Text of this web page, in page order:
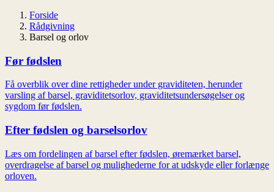
Forside
Rådgivning
Barsel og orlov
Før fødslen
Få overblik over dine rettigheder under graviditeten, herunder
varsling af barsel, graviditetsorlov, graviditetsundersøgelser og
sygdom før fødslen.
Efter fødslen og barselsorlov
Læs om fordelingen af barsel efter fødslen, øremærket barsel,
overdragelse af barsel og mulighederne for at udskyde eller forlænge
orloven.